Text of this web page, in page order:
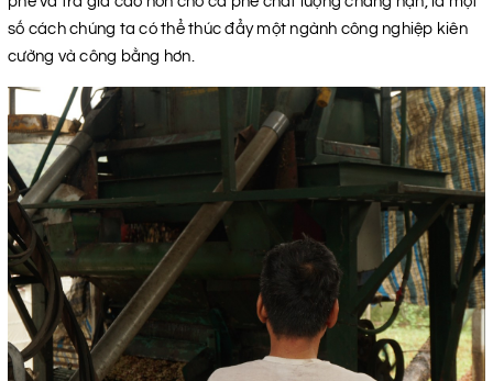
số cách chúng ta có thể thúc đẩy một ngành công nghiệp kiên
cường và công bằng hơn.